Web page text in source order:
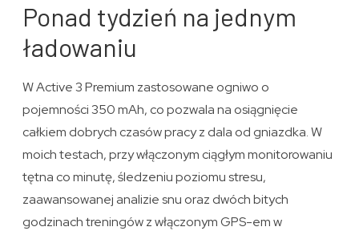
Ponad tydzień na jednym
ładowaniu
W Active 3 Premium zastosowane ogniwo o
pojemności 350 mAh, co pozwala na osiągnięcie
całkiem dobrych czasów pracy z dala od gniazdka. W
moich testach, przy włączonym ciągłym monitorowaniu
tętna co minutę, śledzeniu poziomu stresu,
zaawansowanej analizie snu oraz dwóch bitych
godzinach treningów z włączonym GPS-em w